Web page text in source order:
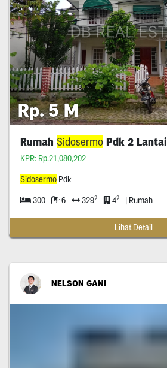
Rp. 5 M
Rumah SidosermoPdk 2 Lantai
KPR: Rp.21,080,202
SidosermoPdk
300 6 3292 42 | Rumah
Lihat Detail
NELSON GANI